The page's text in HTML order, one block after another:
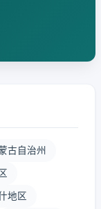
古自治州
地区